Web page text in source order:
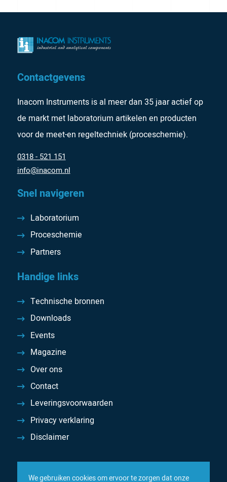
Contactgevens
Inacom Instruments is al meer dan 35 jaar actief op
de markt met laboratorium artikelen en producten
voor de meet-en regeltechniek (proceschemie).
0318 - 521 151
info@inacom.nl
Snel navigeren
Laboratorium
Proceschemie
Partners
Handige links
Technische bronnen
Downloads
Events
Magazine
Over ons
Contact
Leveringsvoorwaarden
Privacy verklaring
Disclaimer
We gebruiken cookies om ervoor te zorgen dat onze